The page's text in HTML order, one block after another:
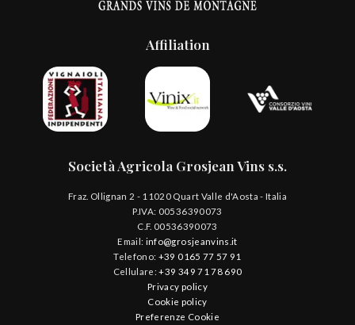
Affiliation
Società Agricola Grosjean Vins s.s.
Fraz. Ollignan 2 - 11020 Quart Valle d'Aosta - Italia
P.IVA: 00536390073
C.F. 00536390073
Email: info@grosjeanvins.it
Telefono: +39 0165 77 57 91
Cellulare: +39 349 71 78 690
Privacy policy
Cookie policy
Preferenze Cookie